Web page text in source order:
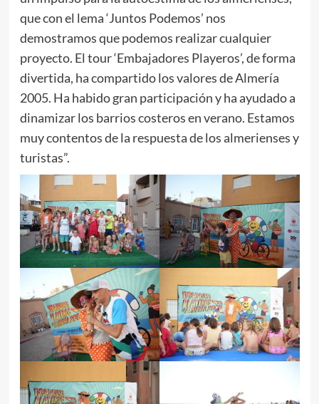
que con el lema ‘Juntos Podemos’ nos
demostramos que podemos realizar cualquier
proyecto. El tour ‘Embajadores Playeros’, de forma
divertida, ha compartido los valores de Almería
2005. Ha habido gran participación y ha ayudado a
dinamizar los barrios costeros en verano. Estamos
muy contentos de la respuesta de los almerienses y
turistas”.